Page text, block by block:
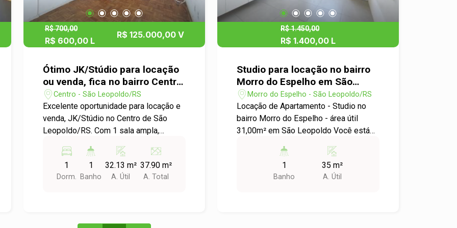
oferecendo fácil acesso a tudo que
você precisa para o seu dia a dia. Com
diversas opções de serviços e lazer
nas proximidades, você poderá
praticidade de viver no centro da
morar em um espaço que une conforto
e localização privilegiada. Para agendar
uma visita ou obter mais informações,
entre em contato conosco! Aguardamos
seu contato!
ainda mais praticidade para a rotina.
Ideal para morar ou investir, este imóvel
reúne conforto, facilidade e uma
localização estratégica. Agende sua
R$ 700,00
R$ 600,00 L
R$ 125.000,00 V
Ótimo JK/Stúdio para locação
ou venda, fica no bairro Centro
em São Leopoldo!
Centro - São Leopoldo/RS
Excelente oportunidade para locação e
venda, JK/Stúdio no Centro de São
Leopoldo/RS. Com 1 sala ampla,
O condomínio conta com elevador e
portaria. Fica localizado no coração do
bairro Centro, próximo a diversos
1
Dorm.
1
Banho
32.13 m²
A. Útil
37.90 m²
A. Total
R$ 1.450,00
R$ 1.400,00 L
Studio para locação no bairro
Morro do Espelho em São
Leopoldo
Morro do Espelho - São Leopoldo/RS
Locação de Apartamento - Studio no
bairro Morro do Espelho - área útil
31,00m² em São Leopoldo Você está
aconchegante e prático para morar?
Temos a opção perfeita para você!
Apresentamos um lindo apartamento
1
Banho
35 m²
A. Útil